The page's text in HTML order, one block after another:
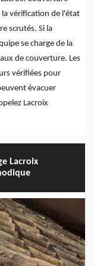
la vérification de l'état
scrutés. Si la
se charge de la
de couverture. Les
vérifiées pour
évacuer
Lacroix
Lacroix